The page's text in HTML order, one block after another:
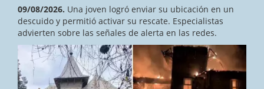
09/08/2026. Una joven logró enviar su ubicación en un
descuido y permitió activar su rescate. Especialistas
advierten sobre las señales de alerta en las redes.